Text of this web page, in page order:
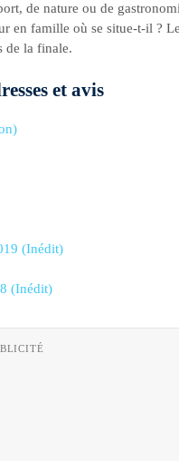
de nature ou de
en famille où se situe-t-il ?
de la finale.
et avis
(Inédit)
(Inédit)